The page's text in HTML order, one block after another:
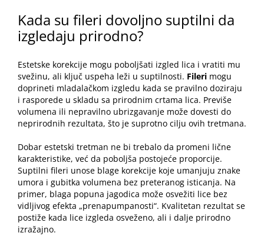
Kada su fileri dovoljno suptilni da
izgledaju prirodno?
Estetske korekcije mogu poboljšati izgled lica i vratiti mu
svežinu, ali ključ uspeha leži u suptilnosti. Fileri mogu
doprineti mladalačkom izgledu kada se pravilno doziraju
i rasporede u skladu sa prirodnim crtama lica. Previše
volumena ili nepravilno ubrizgavanje može dovesti do
neprirodnih rezultata, što je suprotno cilju ovih tretmana.
Dobar estetski tretman ne bi trebalo da promeni lične
karakteristike, već da poboljša postojeće proporcije.
Suptilni fileri unose blage korekcije koje umanjuju znake
umora i gubitka volumena bez preteranog isticanja. Na
primer, blaga popuna jagodica može osvežiti lice bez
vidljivog efekta „prenapumpanosti“. Kvalitetan rezultat se
postiže kada lice izgleda osveženo, ali i dalje prirodno
izražajno.